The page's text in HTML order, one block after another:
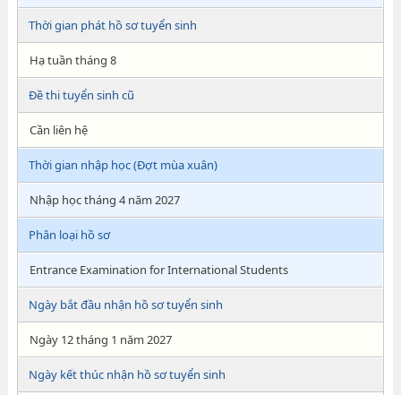
Thời gian phát hồ sơ tuyển sinh
Hạ tuần tháng 8
Đề thi tuyển sinh cũ
Cần liên hệ
Thời gian nhập học (Đợt mùa xuân)
Nhập học tháng 4 năm 2027
Phân loại hồ sơ
Entrance Examination for International Students
Ngày bắt đầu nhận hồ sơ tuyển sinh
Ngày 12 tháng 1 năm 2027
Ngày kết thúc nhận hồ sơ tuyển sinh